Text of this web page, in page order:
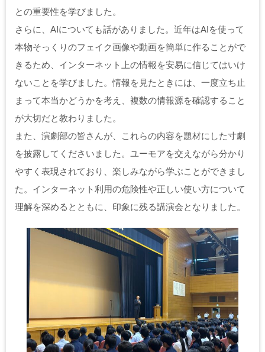
との重要性を学びました。
さらに、AIについても話がありました。近年はAIを使って
本物そっくりのフェイク画像や動画を簡単に作ることがで
きるため、インターネット上の情報を安易に信じてはいけ
ないことを学びました。情報を見たときには、一度立ち止
まって本当かどうかを考え、複数の情報源を確認すること
が大切だと教わりました。
また、演劇部の皆さんが、これらの内容を題材にした寸劇
を披露してくださいました。ユーモアを交えながら分かり
やすく表現されており、楽しみながら学ぶことができまし
た。インターネット利用の危険性や正しい使い方について
理解を深めるとともに、印象に残る講演会となりました。